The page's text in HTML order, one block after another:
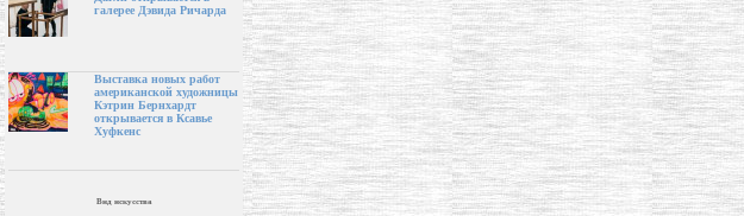
галерее Дэвида Ричарда
Выставка новых работ
американской художницы
Кэтрин Бернхардт
открывается в Ксавье
Хуфкенс
Вид искусства